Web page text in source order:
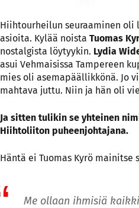
Hiihtourheilun seuraaminen oli
asioita. Kylää noista Tuomas
nostalgista löytyykin. Lydia
asui Vehmaisissa Tampereen
mies oli asemapäällikkönä. Jo
mahtava juttu. Niin ja hän oli
Ja sitten tulikin se yhteinen
Hiihtoliiton puheenjohtajana.
Häntä ei Tuomas Kyrö mainitse
Me ollaan ihmisiä